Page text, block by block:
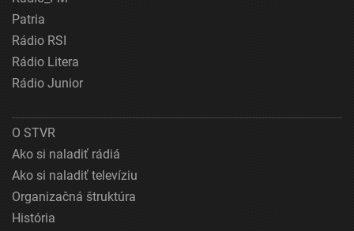
Patria
Rádio RSI
Rádio Litera
Rádio Junior
O STVR
Ako si naladiť rádiá
Ako si naladiť televíziu
Organizačná štruktúra
História